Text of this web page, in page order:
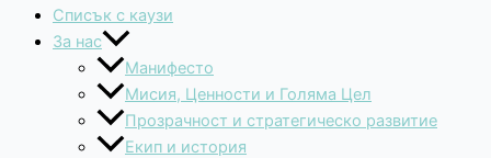
Списък с каузи
За нас
Манифесто
Мисия, Ценности и Голяма Цел
Прозрачност и стратегическо развитие
Екип и история